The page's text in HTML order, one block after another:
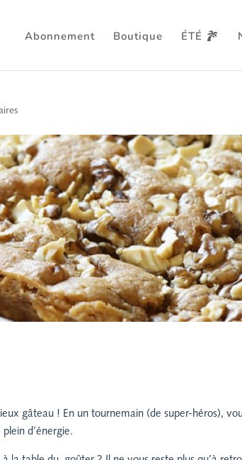
Abonnement Boutique ÉTÉ
yorkais, un
gâteau ! En un tournemain (de super-héros),
d’énergie.